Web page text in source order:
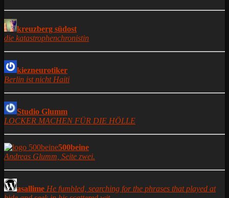
kreuzberg südost
die katastrophenchronistin
kiezneurotiker
Berlin ist nicht Haiti
Studio Glumm
LOCKER MACHEN FÜR DIE HÖLLE
500beine
Andreas Glumm, Seite zwei.
asallime He fumbled, searching for the phrases that played at